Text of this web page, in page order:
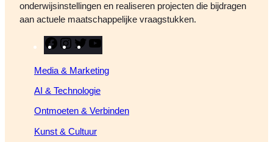
onderwijsinstellingen en realiseren projecten die bijdragen
aan actuele maatschappelijke vraagstukken.
F
a
c
e
o
o
n
s
t
g
r
T
w
i
t
e
r
o
u
b
Media & Marketing
AI & Technologie
Ontmoeten & Verbinden
Kunst & Cultuur